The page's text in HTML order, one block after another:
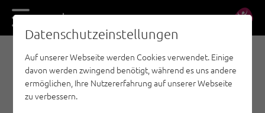
DE EN
SPORTKLETTERN - REGION INNSBRUCK
MARTINSWAND /
DSCHUNGELBUCH
Datenschutzeinstellungen
Auf unserer Webseite werden Cookies verwendet. Einige
davon werden zwingend benötigt, während es uns andere
ermöglichen, Ihre Nutzererfahrung auf unserer Webseite
zu verbessern.